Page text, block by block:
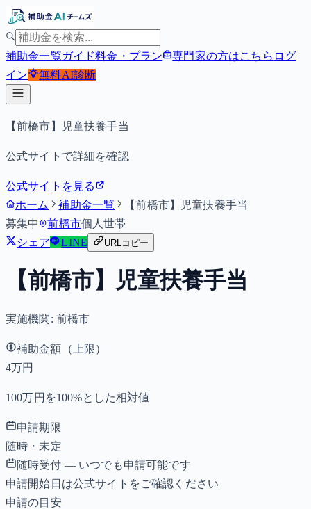
補助金一覧ガイド料金・プラン 専門家の方はこちら ログ
イン
無料AI診断
【前橋市】児童扶養手当
公式サイトで詳細を確認
公式サイトを見る
ホーム
補助金一覧
【前橋市】児童扶養手当
募集中
前橋市個人世帯
シェア
LINE URLコピー
【前橋市】児童扶養手当
実施機関: 前橋市
補助金額（上限）
4万円
100万円を100%とした相対値
申請期限
随時・未定
随時受付 — いつでも申請可能です
申請開始日は公式サイトをご確認ください
申請の目安